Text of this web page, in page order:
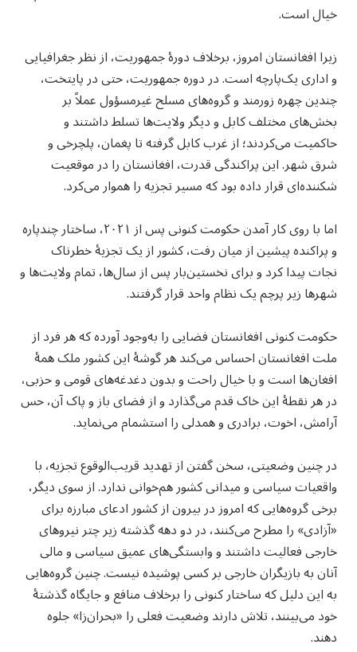
خیال است.
زیرا افغانستان امروز، برخلاف دورهٔ جمهوریت، از نظر جغرافیایی
و اداری یک‌پارچه است. در دوره جمهوریت، حتی در پایتخت،
چندین چهره زورمند و گروه‌های مسلح غیرمسؤول عملاً بر
بخش‌های مختلف کابل و دیگر ولایت‌ها تسلط داشتند و
حاکمیت می‌کردند؛ از غرب کابل گرفته تا پغمان، پلچرخی و
شرق شهر. این پراکندگی قدرت، افغانستان را در موقعیت
شکننده‌ای قرار داده بود که مسیر تجزیه را هموار می‌کرد.
اما با روی کار آمدن حکومت کنونی پس از ۲۰۲۱، ساختار چندپاره
و پراکنده پیشین از میان رفت، کشور از یک تجزیهٔ خطرناک
نجات پیدا کرد و برای نخستین‌بار پس از سال‌ها، تمام ولایت‌ها و
شهرها زیر پرچم یک نظام واحد قرار گرفتند.
حکومت کنونی افغانستان فضایی را به‌وجود آورده که هر فرد از
ملت افغانستان احساس می‌کند هر گوشهٔ این کشور ملک همهٔ
افغان‌ها است و با خیال راحت و بدون دغدغه‌های قومی و حزبی،
در هر نقطهٔ این خاک قدم می‌گذارد و از فضای باز و پاک آن، حس
آرامش، اخوت، برادری و همدلی را استشمام می‌نماید.
در چنین وضعیتی، سخن گفتن از تهدید قریب‌الوقوع تجزیه، با
واقعیات سیاسی و میدانی کشور هم‌خوانی ندارد. از سوی دیگر،
برخی گروه‌هایی که امروز در بیرون از کشور ادعای مبارزه برای
«آزادی» را مطرح می‌کنند، در دو دهه گذشته زیر چتر نیروهای
خارجی فعالیت داشتند و وابستگی‌های عمیق سیاسی و مالی
آنان به بازیگران خارجی بر کسی پوشیده نیست. چنین گروه‌هایی
به این دلیل که ساختار کنونی را برخلاف منافع و جایگاه گذشتهٔ
خود می‌بینند، تلاش دارند وضعیت فعلی را «بحران‌زا» جلوه
دهند.